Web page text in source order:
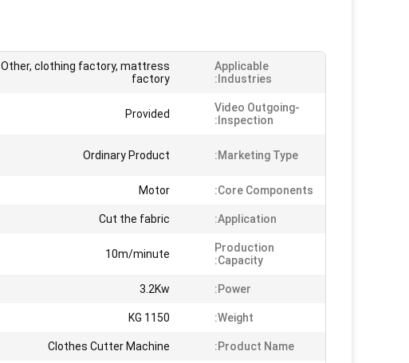
Applicable
Industries:
Other, clothing factory, mattress
factory
Video Outgoing-
Inspection:
Provided
Marketing Type:
Ordinary Product
Core Components:
Motor
Application:
Cut the fabric
Production
Capacity:
10m/minute
Power:
3.2Kw
Weight:
1150 KG
Product Name:
Clothes Cutter Machine